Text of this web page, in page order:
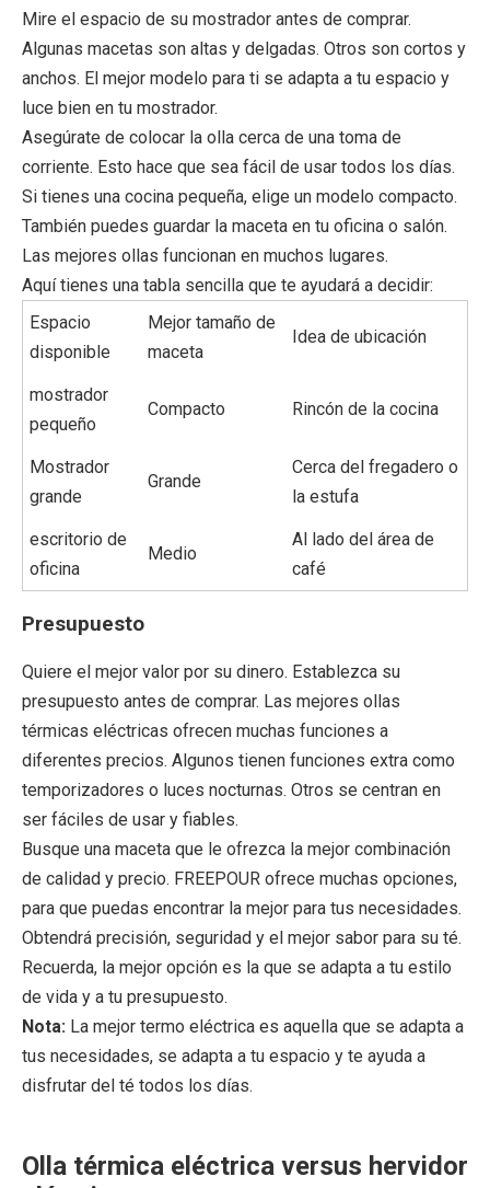
Mire el espacio de su mostrador antes de comprar.
Algunas macetas son altas y delgadas. Otros son cortos y
anchos. El mejor modelo para ti se adapta a tu espacio y
luce bien en tu mostrador.
Asegúrate de colocar la olla cerca de una toma de
corriente. Esto hace que sea fácil de usar todos los días.
Si tienes una cocina pequeña, elige un modelo compacto.
También puedes guardar la maceta en tu oficina o salón.
Las mejores ollas funcionan en muchos lugares.
Aquí tienes una tabla sencilla que te ayudará a decidir:
Espacio
disponible
Mejor tamaño de
maceta
Idea de ubicación
mostrador
pequeño
Compacto Rincón de la cocina
Mostrador
grande
Grande
Cerca del fregadero o
la estufa
escritorio de
oficina
Medio
Al lado del área de
café
Presupuesto
Quiere el mejor valor por su dinero. Establezca su
presupuesto antes de comprar. Las mejores ollas
térmicas eléctricas ofrecen muchas funciones a
diferentes precios. Algunos tienen funciones extra como
temporizadores o luces nocturnas. Otros se centran en
ser fáciles de usar y fiables.
Busque una maceta que le ofrezca la mejor combinación
de calidad y precio. FREEPOUR ofrece muchas opciones,
para que puedas encontrar la mejor para tus necesidades.
Obtendrá precisión, seguridad y el mejor sabor para su té.
Recuerda, la mejor opción es la que se adapta a tu estilo
de vida y a tu presupuesto.
Nota: La mejor termo eléctrica es aquella que se adapta a
tus necesidades, se adapta a tu espacio y te ayuda a
disfrutar del té todos los días.
Olla térmica eléctrica versus hervidor